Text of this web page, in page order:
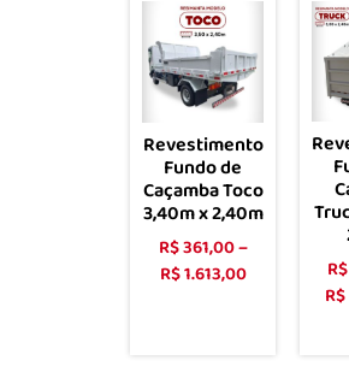
Revestimento
Fundo de
Caçamba Toco
3,40m x 2,40m
R$361,00–
R$1.613,00 R$
R$